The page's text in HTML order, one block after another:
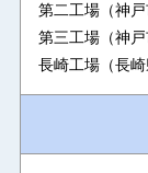
第二工場（神
第三工場（神
長崎工場（長